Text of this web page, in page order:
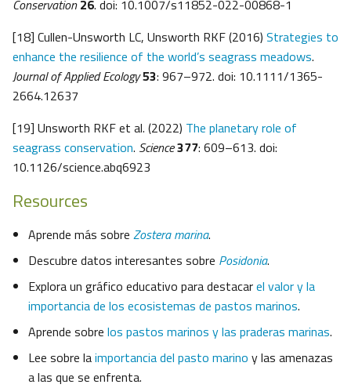
Conservation 26. doi: 10.1007/s11852-022-00868-1
[18] Cullen-Unsworth LC, Unsworth RKF (2016) Strategies to
enhance the resilience of the world’s seagrass meadows.
Journal of Applied Ecology53: 967–972. doi: 10.1111/1365-
2664.12637
[19] Unsworth RKF et al. (2022) The planetary role of
seagrass conservation. Science377: 609–613. doi:
10.1126/science.abq6923
Resources
Aprende más sobre Zostera marina.
Descubre datos interesantes sobre Posidonia.
Explora un gráfico educativo para destacarel valor y la
importancia de los ecosistemas de pastos marinos.
Aprende sobre los pastos marinos y las praderas marinas.
Lee sobre laimportancia del pasto marino y las amenazas
a las que se enfrenta.